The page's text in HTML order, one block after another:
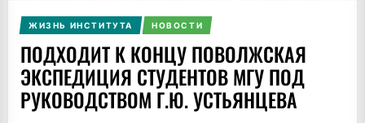
ЖИЗНЬ ИНСТИТУТА НОВОСТИ
ПОДХОДИТ К КОНЦУ ПОВОЛЖСКАЯ
ЭКСПЕДИЦИЯ СТУДЕНТОВ МГУ ПОД
РУКОВОДСТВОМ Г.Ю. УСТЬЯНЦЕВА